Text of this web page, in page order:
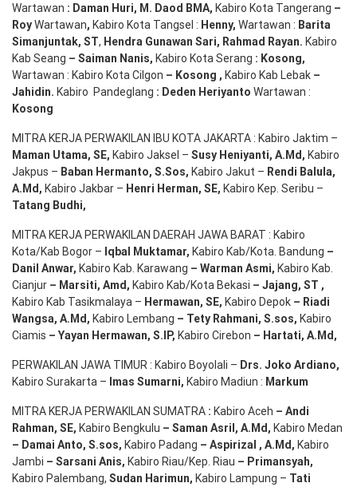
Wartawan : Daman Huri, M. Daod BMA, Kabiro Kota Tangerang –
RoyWartawan, Kabiro Kota Tangsel : Henny, Wartawan : Barita
Simanjuntak, ST, Hendra Gunawan Sari, Rahmad Rayan. Kabiro
Kab Seang – Saiman Nanis, Kabiro Kota Serang : Kosong,
Wartawan : Kabiro Kota Cilgon – Kosong , Kabiro Kab Lebak –
Jahidin. Kabiro Pandeglang : Deden Heriyanto Wartawan :
Kosong
MITRA KERJA PERWAKILAN IBU KOTA JAKARTA : Kabiro Jaktim –
Maman Utama, SE, Kabiro Jaksel – Susy Heniyanti, A.Md , Kabiro
Jakpus – Baban Hermanto, S.Sos, Kabiro Jakut – Rendi Balula,
A.Md , Kabiro Jakbar – Henri Herman, SE, Kabiro Kep. Seribu –
Tatang Budhi,
MITRA KERJA PERWAKILAN DAERAH JAWA BARAT : Kabiro
Kota/Kab Bogor – Iqbal Muktamar, Kabiro Kab/Kota. Bandung –
Danil Anwar, Kabiro Kab. Karawang – Warman Asmi, Kabiro Kab.
Cianjur – Marsiti, Amd , Kabiro Kab/Kota Bekasi – Jajang, ST ,
Kabiro Kab Tasikmalaya – Hermawan, SE, Kabiro Depok – Riadi
Wangsa, A.Md , Kabiro Lembang – Tety Rahmani, S.sos, Kabiro
Ciamis – Yayan Hermawan, S.IP, Kabiro Cirebon – Hartati, A.Md ,
PERWAKILAN JAWA TIMUR : Kabiro Boyolali – Drs. Joko Ardiano,
Kabiro Surakarta – Imas Sumarni, Kabiro Madiun : Markum
MITRA KERJA PERWAKILAN SUMATRA : Kabiro Aceh – Andi
Rahman, SE, Kabiro Bengkulu – Saman Asril , A.Md , Kabiro Medan
– Damai Anto, S.sos, Kabiro Padang – Aspirizal , A.Md , Kabiro
Jambi – Sarsani Anis, Kabiro Riau/Kep. Riau – Primansyah,
Kabiro Palembang, Sudan Harimun, Kabiro Lampung – Tati